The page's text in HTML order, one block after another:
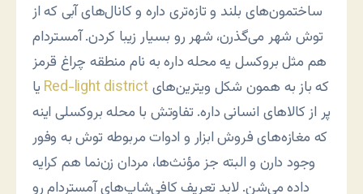
ساختمون‌های بلند و تازه‌تری داره و کانال‌های آبی که از
توش شهر می‌گذرن، شهر رو بسیار زیبا کردن. آمستردام
هم مثل بروکسل یه محله داره به نام منطقه چراغ قرمز
Red-light districtکه باز به همون شکل ویترین‌های
پر از کالاهای انسانی داره. تفاوتش با محله بروکسلی اینه
که مغازه‌های فروش ابزار و ادوات مربوطه توش به وفور
وجود دارن و البته جز مؤنث‌ها، مردان زن‌نما هم کرایه
داده می‌شن. لابد تعریف کافی‌شاپ‌های آمستردام رو